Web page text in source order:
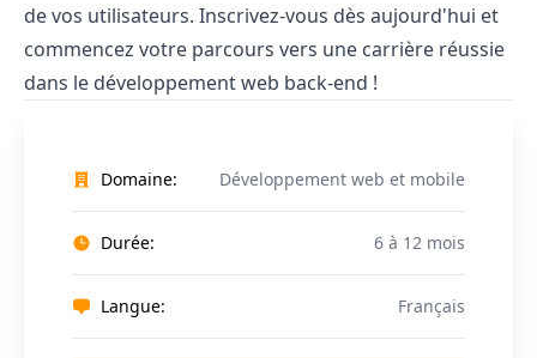
de vos utilisateurs. Inscrivez-vous dès aujourd'hui et
commencez votre parcours vers une carrière réussie
dans le développement web back-end !
Domaine: Développement web et mobile
Durée: 6 à 12 mois
Langue: Français